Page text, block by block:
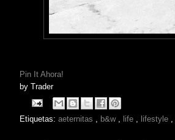
Pin It Ahora!
by Trader
Etiquetas: aeternitas b&w life lifestyle